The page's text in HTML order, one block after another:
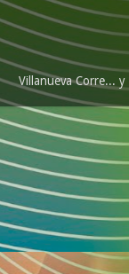
Villanueva Corre...